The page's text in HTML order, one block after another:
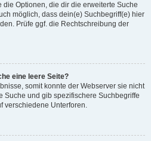
Optionen, die dir die erweiterte Suche
möglich, dass dein(e) Suchbegriff(e) hier
Prüfe ggf. die Rechtschreibung der
eine leere Seite?
somit konnte der Webserver sie nicht
Suche und gib spezifischere Suchbegriffe
verschiedene Unterforen.